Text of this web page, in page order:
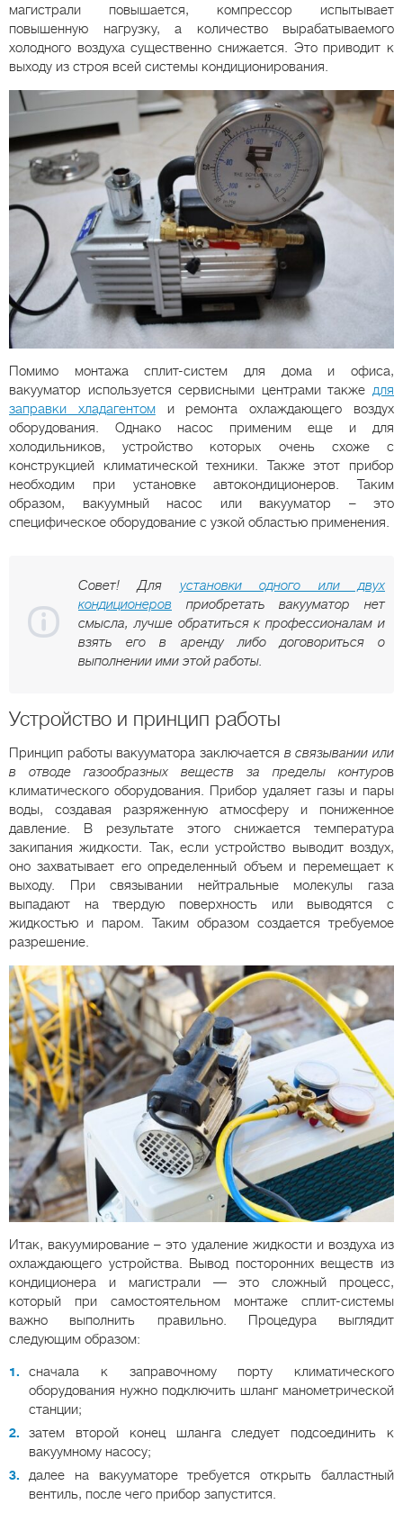
магистрали повышается, компрессор испытывает
повышенную нагрузку, а количество вырабатываемого
холодного воздуха существенно снижается. Это приводит к
выходу из строя всей системы кондиционирования.
Помимо монтажа сплит-систем для дома и офиса,
вакууматор используется сервисными центрами также для
заправки хладагентоми ремонта охлаждающего воздух
оборудования. Однако насос применим еще и для
холодильников, устройство которых очень схоже с
конструкцией климатической техники. Также этот прибор
необходим при установке автокондиционеров. Таким
образом, вакуумный насос или вакууматор – это
специфическое оборудование с узкой областью применения.
Совет! Для установки одного или двух
кондиционеров приобретать вакууматор нет
смысла, лучше обратиться к профессионалам и
взять его в аренду либо договориться о
выполнении ими этой работы.
Устройство и принцип работы
Принцип работы вакууматора заключается в связывании или
в отводе газообразных веществ за пределы контуров
климатического оборудования. Прибор удаляет газы и пары
воды, создавая разряженную атмосферу и пониженное
давление. В результате этого снижается температура
закипания жидкости. Так, если устройство выводит воздух,
оно захватывает его определенный объем и перемещает к
выходу. При связывании нейтральные молекулы газа
выпадают на твердую поверхность или выводятся с
жидкостью и паром. Таким образом создается требуемое
разрешение.
Итак, вакуумирование – это удаление жидкости и воздуха из
охлаждающего устройства. Вывод посторонних веществ из
кондиционера и магистрали — это сложный процесс,
который при самостоятельном монтаже сплит-системы
важно выполнить правильно. Процедура выглядит
следующим образом:
сначала к заправочному порту климатического
оборудования нужно подключить шланг манометрической
станции;
затем второй конец шланга следует подсоединить к
вакуумному насосу;
далее на вакууматоре требуется открыть балластный
вентиль, после чего прибор запустится.